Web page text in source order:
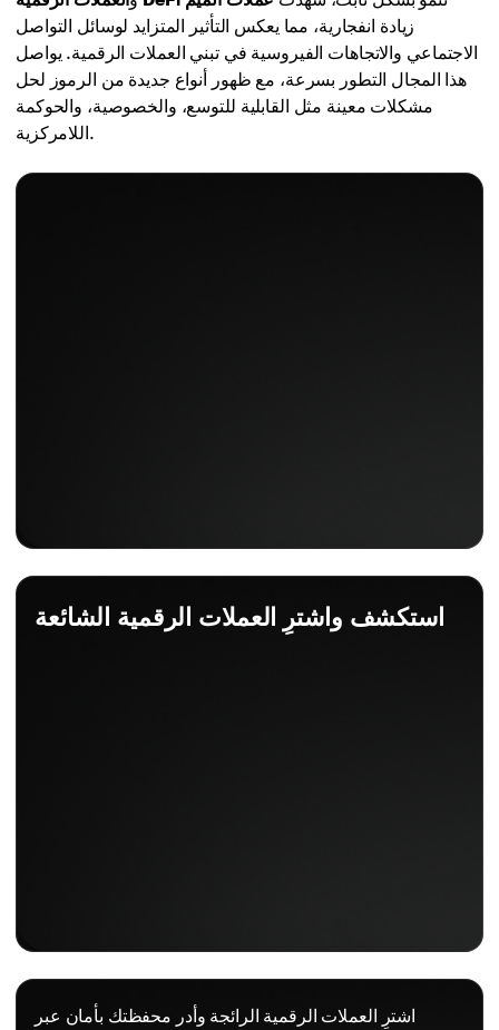
زيادة انفجارية، مما يعكس التأثير المتزايد لوسائل التواصل
الاجتماعي والاتجاهات الفيروسية في تبني العملات الرقمية. يواصل
هذا المجال التطور بسرعة، مع ظهور أنواع جديدة من الرموز لحل
مشكلات معينة مثل القابلية للتوسع، والخصوصية، والحوكمة
اللامركزية.
استكشف واشترِ العملات الرقمية الشائعة
اشترِ العملات الرقمية الرائجة وأدر محفظتك بأمان عبر